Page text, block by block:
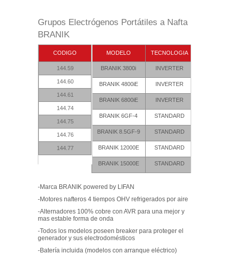
Grupos Electrógenos Portátiles a Nafta
BRANIK
MODELO TECNOLOGIA
BRANIK 3800i INVERTER
BRANIK 4800iE INVERTER
BRANIK 6800iE INVERTER
BRANIK 6GF-4 STANDARD
BRANIK 8.5GF-9 STANDARD
BRANIK 12000E STANDARD
BRANIK 15000E STANDARD
CODIGO
144.59
144.60
144.61
144.74
144.75
144.76
144.77
-Marca BRANIK powered by LIFAN
-Motores nafteros 4 tiempos OHV refrigerados por aire
-Alternadores 100% cobre con AVR para una mejor y
mas estable forma de onda
-Todos los modelos poseen breaker para proteger el
generador y sus electrodomésticos
-Batería incluida (modelos con arranque eléctrico)